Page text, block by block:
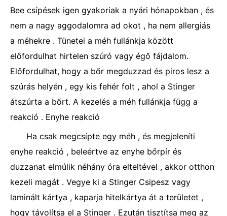
Bee csípések igen gyakoriak a nyári hónapokban , és
nem a nagy aggodalomra ad okot , ha nem allergiás
a méhekre . Tünetei a méh fullánkja között
előfordulhat hirtelen szúró vagy égő fájdalom.
Előfordulhat, hogy a bőr megduzzad és piros lesz a
szúrás helyén , egy kis fehér folt , ahol a Stinger
átszúrta a bőrt. A kezelés a méh fullánkja függ a
reakció . Enyhe reakció
Ha csak megcsípte egy méh , és megjeleníti
enyhe reakció , beleértve az enyhe bőrpír és
duzzanat elmúlik néhány óra elteltével , akkor otthon
kezeli magát . Vegye ki a Stinger Csipesz vagy
laminált kártya , kaparja hitelkártya át a területet ,
hogy távolítsa el a Stinger . Ezután tisztítsa meg az